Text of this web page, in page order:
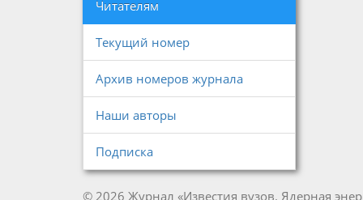
Читателям
Текущий номер
Архив номеров журнала
Наши авторы
Подписка
© 2026 Журнал «Известия вузов. Ядерная